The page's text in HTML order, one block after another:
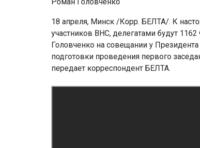
18 апреля, Минск /Корр. БЕЛТА/. К
участников ВНС, делегатами будут
Головченко на совещании у
подготовки проведения первого
передает корреспондент БЕЛТА.